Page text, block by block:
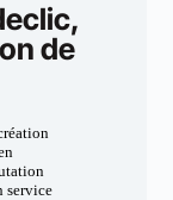
de
service